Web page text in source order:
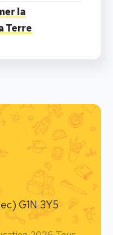
la
Terre
G1N 3Y5